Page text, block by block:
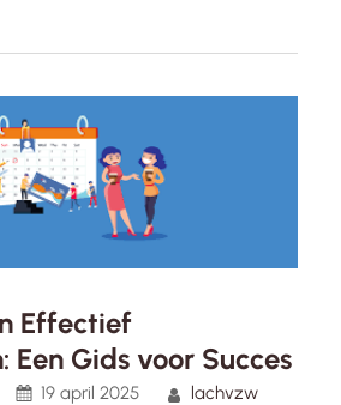
en bijdragen aan
Effectief
Een Gids voor Succes
19 april 2025 lachvzw